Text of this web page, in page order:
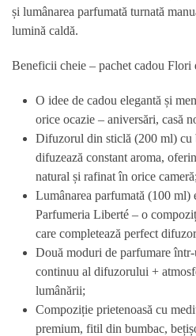
și lumânarea parfumată turnată
lumină caldă.
Beneficii cheie – pachet cadou Flori
O idee de cadou elegantă și
orice ocazie – aniversări, casă
Difuzorul din sticlă (200 ml) cu
difuzează constant aroma,
natural și rafinat în orice cameră;
Lumânarea parfumată (100 ml)
Parfumeria Liberté – o
care completează perfect
Două moduri de parfumare
continuu al difuzorului +
lumânării;
Compoziție prietenoasă cu
premium, fitil din bumbac,